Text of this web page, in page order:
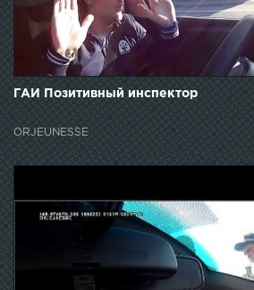
ГАИ Позитивный инспектор
ORJEUNESSE